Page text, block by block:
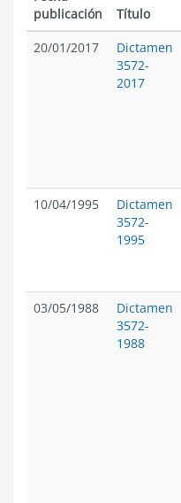
publicación
Título
20/01/2017
Dictamen
3572-
2017
10/04/1995
Dictamen
3572-
1995
03/05/1988
Dictamen
3572-
1988